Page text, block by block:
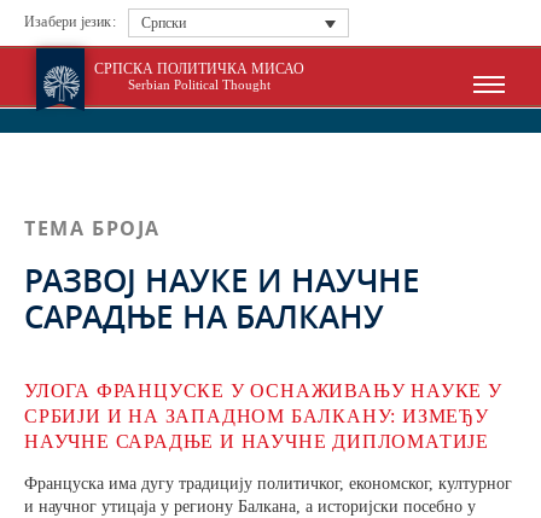
Изабери језик: Српски
СРПСКА ПОЛИТИЧКА МИСАО
Serbian Political Thought
ТЕМА БРОЈА
РАЗВОЈ НАУКЕ И НАУЧНЕ
САРАДЊЕ НА БАЛКАНУ
УЛОГА ФРАНЦУСКЕ У ОСНАЖИВАЊУ НАУКЕ У
СРБИЈИ И НА ЗАПАДНОМ БАЛКАНУ: ИЗМЕЂУ
НАУЧНЕ САРАДЊЕ И НАУЧНЕ ДИПЛОМАТИЈЕ
Француска има дугу традицију политичког, економског, културног
и научног утицаја у региону Балкана, а историјски посебно у